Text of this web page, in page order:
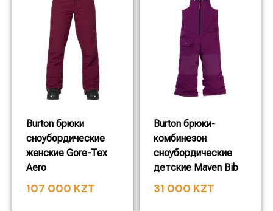
Burton брюки
сноубордические
женские Gore-Tex
Aero
107 000 KZT
Burton брюки-
комбинезон
сноубордические
детские Maven Bib
31 000 KZT